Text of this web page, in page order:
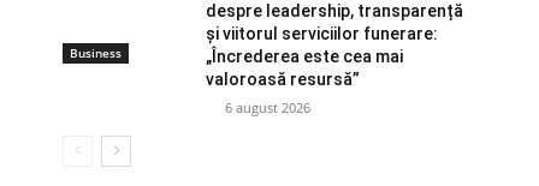
Business
despre leadership, transparență
și viitorul serviciilor funerare:
„Încrederea este cea mai
valoroasă resursă”
6 august 2026